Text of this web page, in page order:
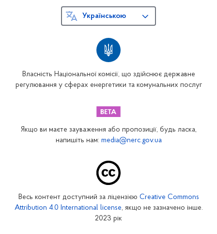
Власність Національної комісії, що здійснює державне
регулювання у сферах енергетики та комунальних послуг
Українською
Якщо ви маєте зауваження або пропозиції, будь ласка,
напишіть нам: media@nerc.gov.ua
Весь контент доступний за ліцензією Creative Commons
Attribution 4.0 International license, якщо не зазначено інше.
2023 рік